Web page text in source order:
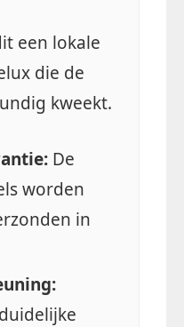
een lokale
die de
kweekt.
De
worden
in